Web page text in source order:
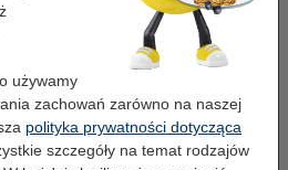
używamy
zachowań zarówno na naszej
polityka prywatności dotycząca
szczegóły na temat rodzajów
Segregator A4 plastikowy